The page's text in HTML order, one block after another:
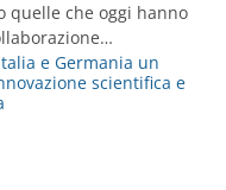
quelle che oggi hanno
e Germania un
scientifica e